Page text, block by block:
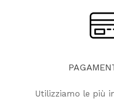
Utilizziamo le più